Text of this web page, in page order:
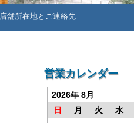
店舗所在地とご連絡先
営業カレンダー
2026年 8月
日
月 火 水